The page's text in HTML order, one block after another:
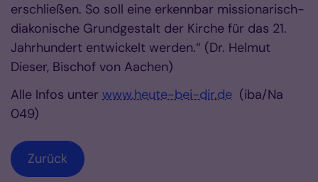
erschließen. So soll eine erkennbar missionarisch-
diakonische Grundgestalt der Kirche für das 21.
Jahrhundert entwickelt werden.“ (Dr. Helmut
Dieser, Bischof von Aachen)
Alle Infos unter www.heute-bei-dir.de (iba/Na
049)
Zurück